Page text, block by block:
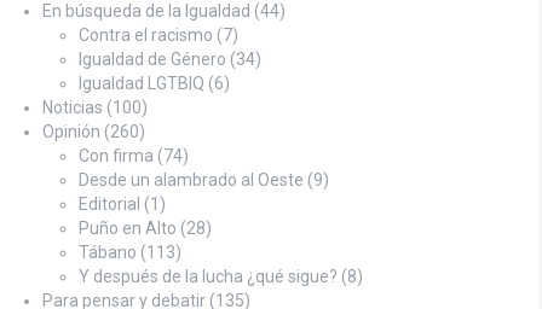
En búsqueda de la Igualdad (44)
Contra el racismo (7)
Igualdad de Género (34)
Igualdad LGTBIQ (6)
Noticias (100)
Opinión (260)
Con firma (74)
Desde un alambrado al Oeste (9)
Editorial (1)
Puño en Alto (28)
Tábano (113)
Y después de la lucha ¿qué sigue? (8)
Para pensar y debatir (135)